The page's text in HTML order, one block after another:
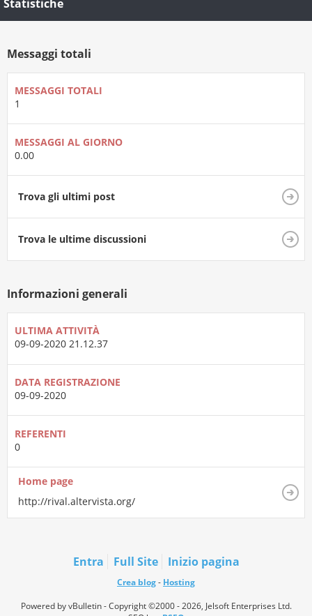
Statistiche
Messaggi totali
MESSAGGI TOTALI
1
MESSAGGI AL GIORNO
0.00
Trova gli ultimi post
Trova le ultime discussioni
Informazioni generali
ULTIMA ATTIVITÀ
09-09-2020 21.12.37
DATA REGISTRAZIONE
09-09-2020
REFERENTI
0
Home page
http://rival.altervista.org/
Entra Full Site Inizio pagina
Crea blog- Hosting
Powered by vBulletin - Copyright ©2000 - 2026, Jelsoft Enterprises Ltd.